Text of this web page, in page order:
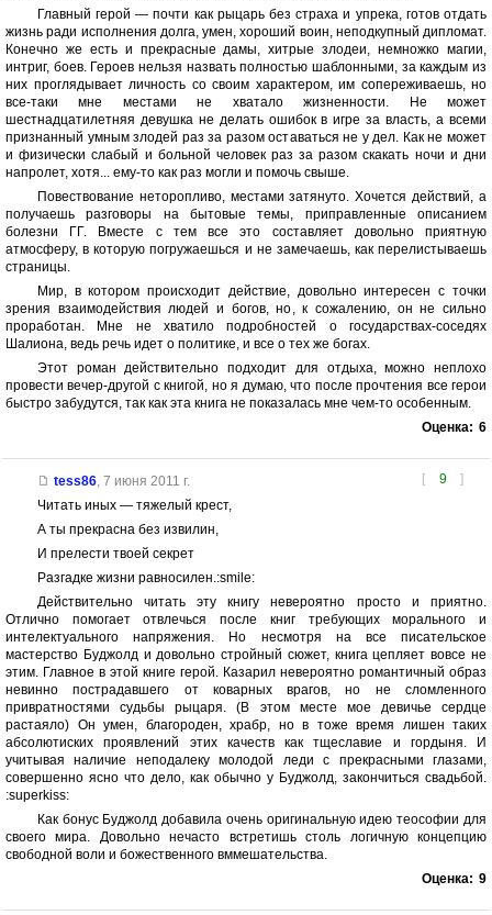
Главный герой — почти как рыцарь без страха и упрека, готов отдать
жизнь ради исполнения долга, умен, хороший воин, неподкупный дипломат.
Конечно же есть и прекрасные дамы, хитрые злодеи, немножко магии,
интриг, боев. Героев нельзя назвать полностью шаблонными, за каждым из
них проглядывает личность со своим характером, им сопереживаешь, но
все-таки мне местами не хватало жизненности. Не может
шестнадцатилетняя девушка не делать ошибок в игре за власть, а всеми
признанный умным злодей раз за разом оставаться не у дел. Как не может
и физически слабый и больной человек раз за разом скакать ночи и дни
напролет, хотя... ему-то как раз могли и помочь свыше.
Повествование неторопливо, местами затянуто. Хочется действий, а
получаешь разговоры на бытовые темы, приправленные описанием
болезни ГГ. Вместе с тем все это составляет довольно приятную
атмосферу, в которую погружаешься и не замечаешь, как перелистываешь
страницы.
Мир, в котором происходит действие, довольно интересен с точки
зрения взаимодействия людей и богов, но, к сожалению, он не сильно
проработан. Мне не хватило подробностей о государствах-соседях
Шалиона, ведь речь идет о политике, и все о тех же богах.
Этот роман действительно подходит для отдыха, можно неплохо
провести вечер-другой с книгой, но я думаю, что после прочтения все герои
быстро забудутся, так как эта книга не показалась мне чем-то особенным.
Оценка: 6
[ 9 ]
tess86, 7 июня 2011 г.
Читать иных — тяжелый крест,
А ты прекрасна без извилин,
И прелести твоей секрет
Разгадке жизни равносилен.:smile:
Действительно читать эту книгу невероятно просто и приятно.
Отлично помогает отвлечься после книг требующих морального и
интелектуального напряжения. Но несмотря на все писательское
мастерство Буджолд и довольно стройный сюжет, книга цепляет вовсе не
этим. Главное в этой книге герой. Казарил невероятно романтичный образ
невинно пострадавшего от коварных врагов, но не сломленного
привратностями судьбы рыцаря. (В этом месте мое девичье сердце
растаяло) Он умен, благороден, храбр, но в тоже время лишен таких
абсолютиских проявлений этих качеств как тщеславие и гордыня. И
учитывая наличие неподалеку молодой леди с прекрасными глазами,
совершенно ясно что дело, как обычно у Буджолд, закончиться свадьбой.
:superkiss:
Как бонус Буджолд добавила очень оригинальную идею теософии для
своего мира. Довольно нечасто встретишь столь логичную концепцию
свободной воли и божественного вммешательства.
Оценка: 9